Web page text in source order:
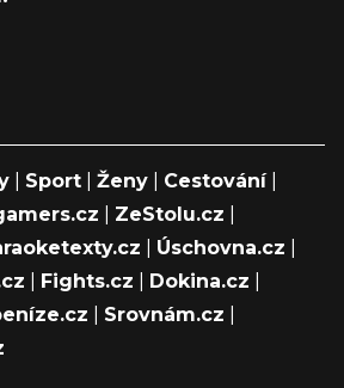
Sport Ženy Cestování|
ZeStolu.cz
Úschovna.cz
Fights.cz Dokina.cz
Srovnám.cz